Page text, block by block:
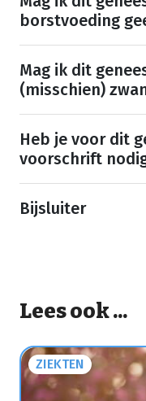
borstvoeding
Mag ik dit
(misschien)
Heb je voor dit
voorschrift
Bijsluiter
Lees ook ...
ZIEKTEN